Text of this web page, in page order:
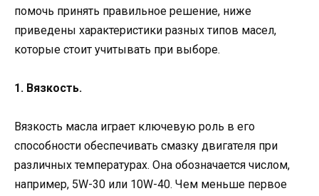
помочь принять правильное решение, ниже
приведены характеристики разных типов масел,
которые стоит учитывать при выборе.
1. Вязкость.
Вязкость масла играет ключевую роль в его
способности обеспечивать смазку двигателя при
различных температурах. Она обозначается числом,
например, 5W-30 или 10W-40. Чем меньше первое